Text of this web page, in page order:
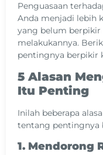
Penguasaan
Anda menjadi lebih
yang belum berpikir
melakukannya.
pentingnya berpikir
5 Alasan
Itu Penting
Inilah beberapa
tentang pentingnya
1. Mendorong